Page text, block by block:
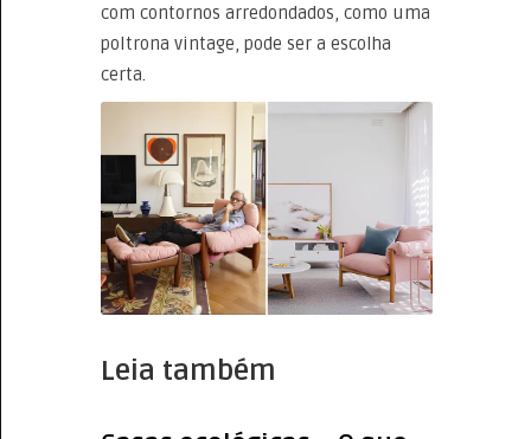
com contornos arredondados, como uma
poltrona vintage, pode ser a escolha
certa.
Leia também